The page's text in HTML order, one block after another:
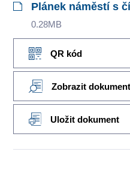
Plánek náměstí s
0.28MB
QR kód
Zobrazit dokument
Uložit dokument